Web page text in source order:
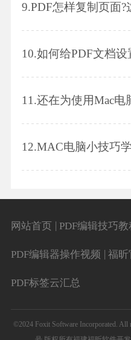
9.PDF怎样复制页面
10.如何给PDF文档设
11.还在为使用Mac电脑对PDF文
12.MAC电脑小技巧学起
网站首页 PDF编辑技巧教
PDF编辑器操作视频 福昕
PDF标签云汇总
©2024 Foxit Software Incorporated. All